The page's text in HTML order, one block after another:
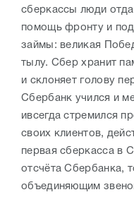
сберкассы люди
помощь фронту и
займы: великая
тылу. Сбер хранит
и склоняет голову
Сбербанк учился и
ивсегда стремился
своих клиентов,
первая сберкасса в
отсчёта Сбербанка,
объединяющим